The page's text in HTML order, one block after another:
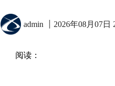
admin 2026年08月07日
阅读：